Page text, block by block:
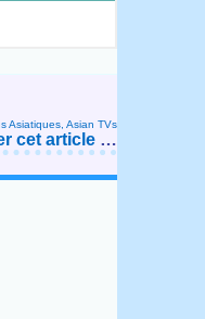
Asiatiques, Asian TVs
cet article …